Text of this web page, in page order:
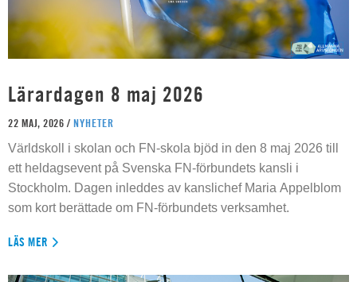
Lärardagen 8 maj 2026
22 MAJ, 2026 / NYHETER
Världskoll i skolan och FN-skola bjöd in den 8 maj 2026 till
ett heldagsevent på Svenska FN-förbundets kansli i
Stockholm. Dagen inleddes av kanslichef Maria Appelblom
som kort berättade om FN-förbundets verksamhet.
LÄS MER